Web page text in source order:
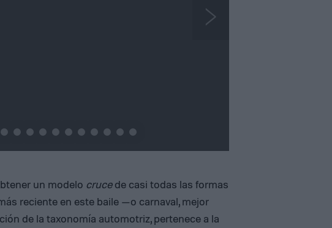
un modelo crucede casi todas las formas
reciente en este baile —o carnaval, mejor
de la taxonomía automotriz, pertenece a la